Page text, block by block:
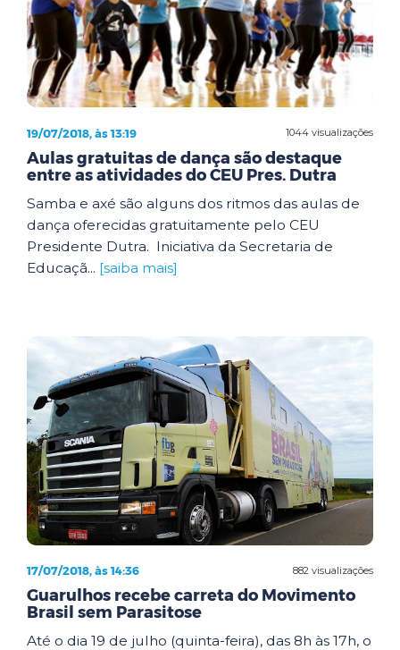
1044 visualizações
19/07/2018, às 13:19
Aulas gratuitas de dança são destaque
entre as atividades do CEU Pres. Dutra
Samba e axé são alguns dos ritmos das aulas de
dança oferecidas gratuitamente pelo CEU
Presidente Dutra. Iniciativa da Secretaria de
Educaçã... [saiba mais]
882 visualizações
17/07/2018, às 14:36
Guarulhos recebe carreta do Movimento
Brasil sem Parasitose
Até o dia 19 de julho (quinta-feira), das 8h às 17h, o